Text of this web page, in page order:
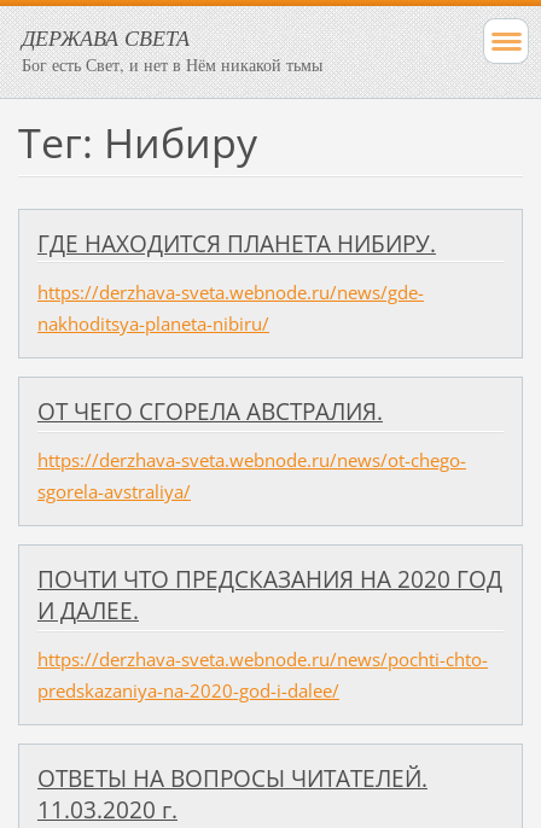
ДЕРЖАВА СВЕТА
Бог есть Свет, и нет в Нём никакой тьмы
Тег: Нибиру
​ГДЕ НАХОДИТСЯ ПЛАНЕТА НИБИРУ.
https://derzhava-sveta.webnode.ru/news/gde-
nakhoditsya-planeta-nibiru/
ОТ ЧЕГО СГОРЕЛА АВСТРАЛИЯ.
https://derzhava-sveta.webnode.ru/news/ot-chego-
sgorela-avstraliya/
ПОЧТИ ЧТО ПРЕДСКАЗАНИЯ НА 2020 ГОД
И ДАЛЕЕ.
https://derzhava-sveta.webnode.ru/news/pochti-chto-
predskazaniya-na-2020-god-i-dalee/
ОТВЕТЫ НА ВОПРОСЫ ЧИТАТЕЛЕЙ.
11.03.2020 г.